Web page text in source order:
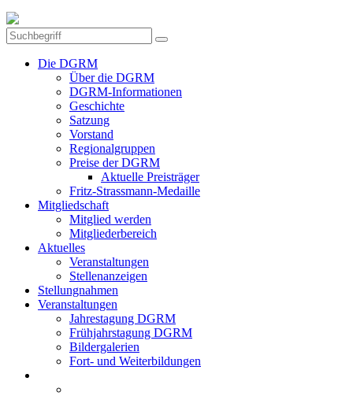
Die DGRM
Über die DGRM
DGRM-Informationen
Geschichte
Satzung
Vorstand
Regionalgruppen
Preise der DGRM
Aktuelle Preisträger
Fritz-Strassmann-Medaille
Mitgliedschaft
Mitglied werden
Mitgliederbereich
Aktuelles
Veranstaltungen
Stellenanzeigen
Stellungnahmen
Veranstaltungen
Jahrestagung DGRM
Frühjahrstagung DGRM
Bildergalerien
Fort- und Weiterbildungen